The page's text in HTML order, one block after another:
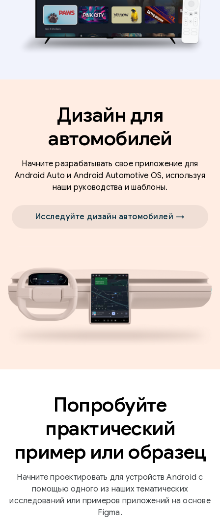
Дизайн для
автомобилей
Начните разрабатывать свое приложение для
Android Auto и Android Automotive OS, используя
наши руководства и шаблоны.
Исследуйте дизайн автомобилей →
Попробуйте
практический
пример или образец
Начните проектировать для устройств Android с
помощью одного из наших тематических
исследований или примеров приложений на основе
Figma.